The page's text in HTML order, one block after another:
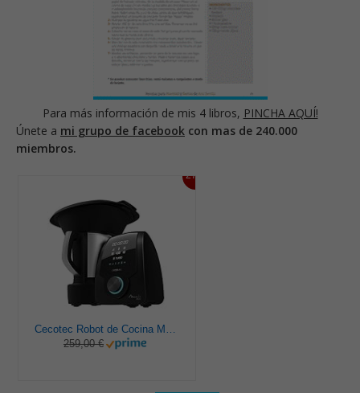
Para más información de mis 4 libros, PINCHA AQUÍ!
Únete a mi grupo de facebook con mas de 240.000
miembros.
27%
259,00 €